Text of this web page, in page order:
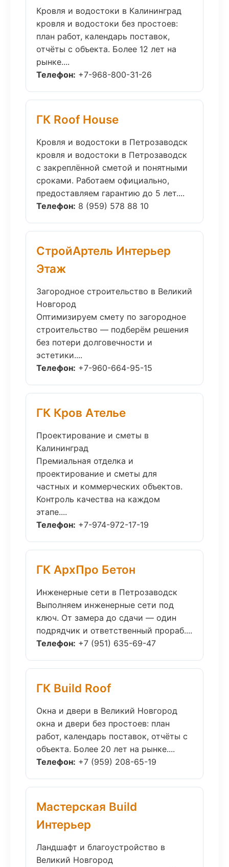
Кровля и водостоки в Калининград
кровля и водостоки без простоев:
план работ, календарь поставок,
отчёты с объекта. Более 12 лет на
рынке....
Телефон: +7-968-800-31-26
ГК Roof House
Кровля и водостоки в Петрозаводск
кровля и водостоки в Петрозаводск
с закреплённой сметой и понятными
сроками. Работаем официально,
предоставляем гарантию до 5 лет....
Телефон: 8 (959) 578 88 10
СтройАртель Интерьер
Этаж
Загородное строительство в Великий
Новгород
Оптимизируем смету по загородное
строительство — подберём решения
без потери долговечности и
эстетики....
Телефон: +7-960-664-95-15
ГК Кров Ателье
Проектирование и сметы в
Калининград
Премиальная отделка и
проектирование и сметы для
частных и коммерческих объектов.
Контроль качества на каждом
этапе....
Телефон: +7-974-972-17-19
ГК АрхПро Бетон
Инженерные сети в Петрозаводск
Выполняем инженерные сети под
ключ. От замера до сдачи — один
подрядчик и ответственный прораб....
Телефон: +7 (951) 635-69-47
ГК Build Roof
Окна и двери в Великий Новгород
окна и двери без простоев: план
работ, календарь поставок, отчёты с
объекта. Более 20 лет на рынке....
Телефон: +7 (959) 208-65-19
Мастерская Build
Интерьер
Ландшафт и благоустройство в
Великий Новгород